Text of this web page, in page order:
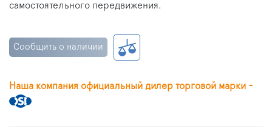
самостоятельного передвижения.
Сообщить о наличии
Наша компания официальный дилер торговой марки -